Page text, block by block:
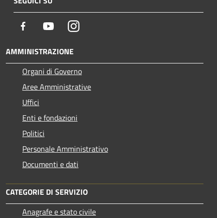
Facebook YoutubeInstagram
AMMINISTRAZIONE
Organi di Governo
Aree Amministrative
Uffici
Enti e fondazioni
Politici
Personale Amministrativo
Documenti e dati
CATEGORIE DI SERVIZIO
Anagrafe e stato civile